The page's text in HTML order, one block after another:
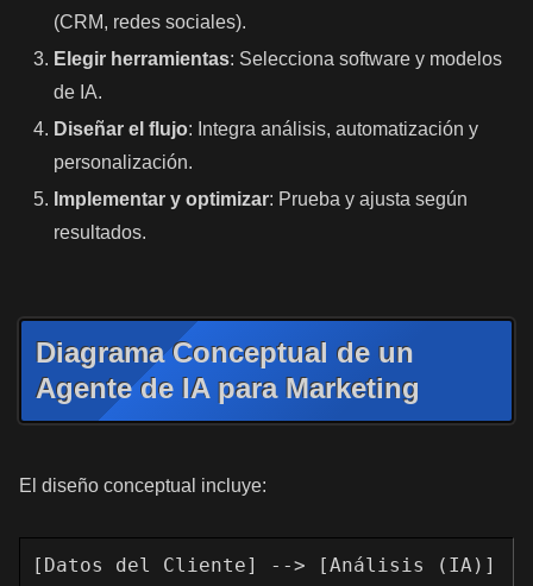
(CRM, redes sociales).
Elegir herramientas: Selecciona software y modelos
de IA.
Diseñar el flujo: Integra análisis, automatización y
personalización.
Implementar y optimizar: Prueba y ajusta según
resultados.
Diagrama Conceptual de un
Agente de IA para Marketing
El diseño conceptual incluye:
[Datos del Cliente] --> [Análisis (IA)]